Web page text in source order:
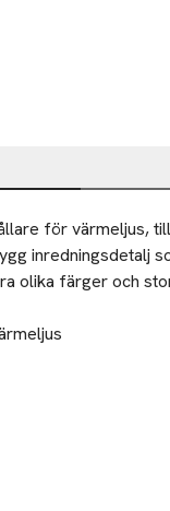
för värmeljus,
inredningsdetalj
olika färger och